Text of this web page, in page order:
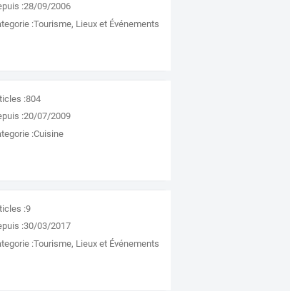
:28/09/2006
:Tourisme, Lieux et Événements
:804
:20/07/2009
:Cuisine
:9
:30/03/2017
:Tourisme, Lieux et Événements